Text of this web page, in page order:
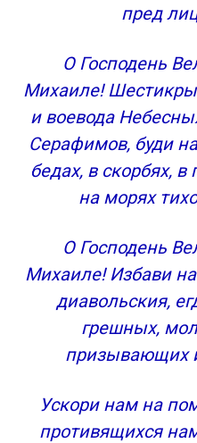
Молитва архистратигу
Сохранить молитвы в
Навигация по записям
Молитвы Архангелу
Молитва Архангелу
защита
Как просить Архангела
тексты молитв
Михаилу
Молитва-защита от
Кто может обращаться к
молитвой?
В каких случаях можно
Кто такой Святой
Памятные даты
пред
О Господень
Михаиле!
и воевода
Серафимов, буди
бедах, в скорбях,
на морях
О Господень
Михаиле! Избави
диавольския,
грешных,
призывающих
Ускори нам на
противящихся